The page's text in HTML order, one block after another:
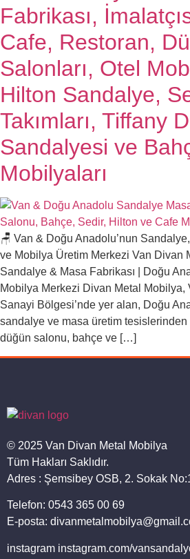
Fabrikası,
Cafe, Restoran,
Salonları, Otel
Hilton Sandalye,
Takımları, Tiffany
Sandalyesi ve
Mobilyaları
🪑 Van & Doğu Anadolu’nun
ve Mobilya Üretim Merkezi Van Divan
Sandalye & Masa Fabrikası | Doğu
Mobilya Merkezi Divan Metal Mobilya,
Sanayi Bölgesi’nde yer alan, Doğu
sandalye ve masa üretim tesislerinden
düğün salonu, bahçe ve […]
© 2025 Van Divan Metal Mobilya
Tüm Hakları Saklıdır.
Adres : Şemsibey OSB, 2. Sokak
Telefon: 0543 365 00 69
E-posta:
instagram instagram.com/